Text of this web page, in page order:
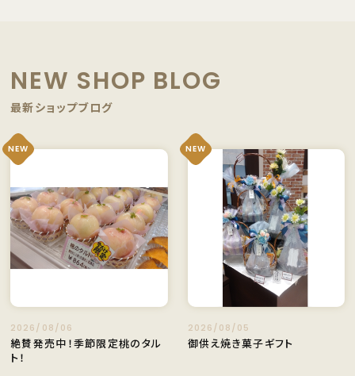
NEW SHOP BLOG
最新ショップブログ
NEW
2026/08/06
絶賛発売中！季節限定桃のタル
ト！
NEW
2026/08/05
御供え焼き菓子ギフト